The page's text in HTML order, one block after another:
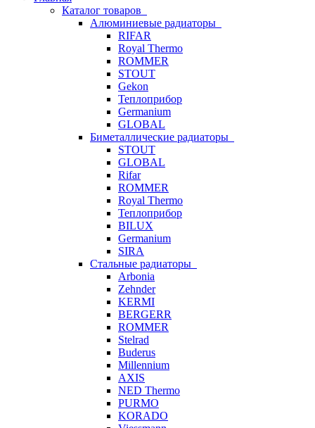
Каталог товаров
Алюминиевые радиаторы
RIFAR
Royal Thermo
ROMMER
STOUT
Gekon
Теплоприбор
Germanium
GLOBAL
Биметаллические радиаторы
STOUT
GLOBAL
Rifar
ROMMER
Royal Thermo
Теплоприбор
BILUX
Germanium
SIRA
Стальные радиаторы
Arbonia
Zehnder
KERMI
BERGERR
ROMMER
Stelrad
Buderus
Millennium
AXIS
NED Thermo
PURMO
KORADO